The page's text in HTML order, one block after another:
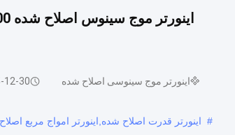
اینورتر موج سینوسی اصلاح شده 12-30
# اینورتر قدرت اصلاح شده,اینورتر امواج مربع